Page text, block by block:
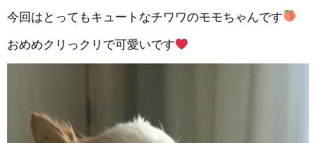
今回はとってもキュートなチワワのモモちゃんです
おめめクリっクリで可愛いです